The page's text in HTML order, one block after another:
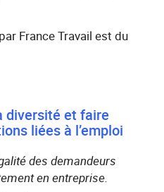
France Travail est du
diversité et faire
liées à l’emploi
des demandeurs
en entreprise.